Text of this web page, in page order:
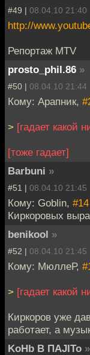
#49 | 08.04.10 21:40
http://
Репортаж MTV
prosto_phil.86 »
#50 | 08.04.10 21:44
Кому: Арапник,
> [гадает какой
[тоже гадает]
Barbuni »
#51 | 08.04.10 21:45
Кому: Goblin, #14
Киркоровых
benikool »
#52 | 08.04.10 21:45
Кому: МюллеР,
> [гадает какой
Киркоров уже
работает, а
KoHb B ПAJITo »